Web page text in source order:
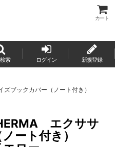
カート
索 ログイン 新規登録
ブックカバー（ノート付き）
エクササ
ノート付き）